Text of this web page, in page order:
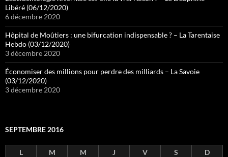
Libéré (06/12/2020)
6 décembre 2020
Hôpital de Moûtiers : une bifurcation indispensable ? – La Tarentaise
Hebdo (03/12/2020)
3 décembre 2020
Économiser des millions pour perdre des milliards – La Savoie
(03/12/2020)
3 décembre 2020
SEPTEMBRE 2016
L M M J V S
D